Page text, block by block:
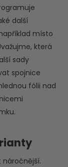
další
místo
která
sady
spojnice
fólii nad
náročnější.